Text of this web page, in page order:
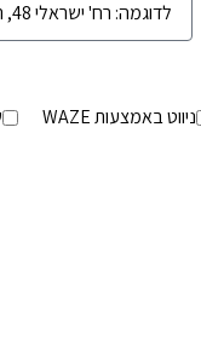
ניווט באמצעות WAZE